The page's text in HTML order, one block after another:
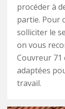
procéder à
partie. Pour
solliciter le
on vous
Couvreur 71
adaptées
travail.